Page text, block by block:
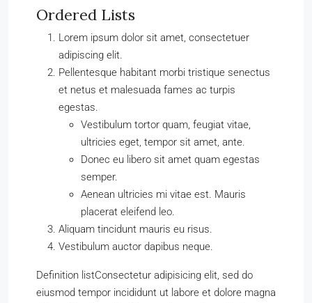
Ordered Lists
Lorem ipsum dolor sit amet, consectetuer
adipiscing elit.
Pellentesque habitant morbi tristique senectus
et netus et malesuada fames ac turpis
egestas.
Vestibulum tortor quam, feugiat vitae,
ultricies eget, tempor sit amet, ante.
Donec eu libero sit amet quam egestas
semper.
Aenean ultricies mi vitae est. Mauris
placerat eleifend leo.
Aliquam tincidunt mauris eu risus.
Vestibulum auctor dapibus neque.
Definition listConsectetur adipisicing elit, sed do
eiusmod tempor incididunt ut labore et dolore magna